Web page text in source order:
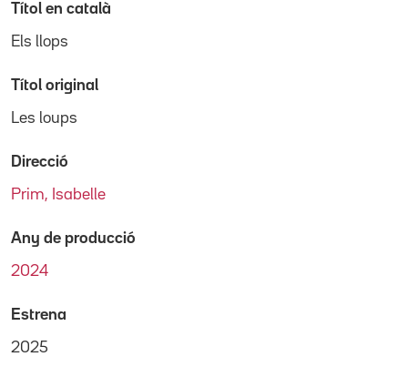
Títol en català
Els llops
Títol original
Les loups
Direcció
Prim, Isabelle
Any de producció
2024
Estrena
2025